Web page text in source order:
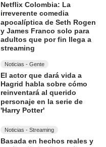
Netflix Colombia: La
irreverente comedia
apocalíptica de Seth Rogen
y James Franco solo para
adultos que por fin llega a
streaming
Noticias - Gente
El actor que dará vida a
Hagrid habla sobre cómo
reinventará al querido
personaje en la serie de
'Harry Potter'
Noticias - Streaming
Basada en hechos reales y